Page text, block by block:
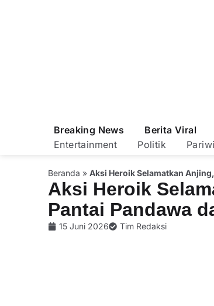
Breaking News Berita Viral
Entertainment
Politik
Beranda » Aksi Heroik Selamatkan
Aksi Heroik
Pantai Pandawa
15 Juni 2026 Tim Redaksi